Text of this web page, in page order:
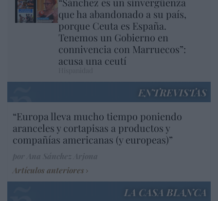
que ha abandonado a su país,
porque Ceuta es España.
Tenemos un Gobierno en
connivencia con Marruecos”:
acusa una ceutí
ENTREVISTAS
“Europa lleva mucho tiempo poniendo
aranceles y cortapisas a productos y
compañías americanas (y europeas)”
Artículos anteriores
LA CASA BLANCA